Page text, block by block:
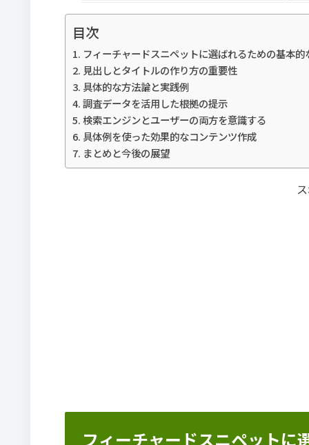
目次
フィーチャードスニペットに選ばれるための基本的
見出しとタイトルの作り方の重要性
具体的な方法論と実践例
調査データを活用した根拠の提示
検索エンジンとユーザーの両方を意識する
具体例を使った効果的なコンテンツ作成
まとめと今後の展望
フィーチャードスニペットに